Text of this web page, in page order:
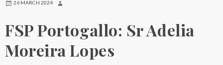
26 MARCH 2024
FSP Portogallo: Sr Adelia
Moreira Lopes